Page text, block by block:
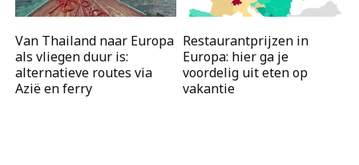
Van Thailand naar Europa
als vliegen duur is:
alternatieve routes via
Azië en ferry
Restaurantprijzen in
Europa: hier ga je
voordelig uit eten op
vakantie